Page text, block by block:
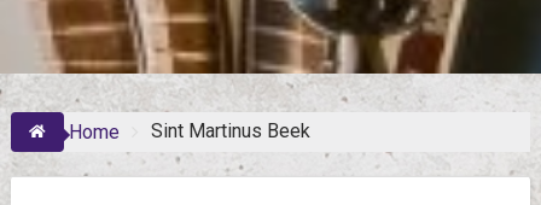
Home Sint Martinus Beek